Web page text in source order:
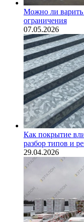
Можно ли варить
ограничения
07.05.2026
Как покрытие
разбор типов и
29.04.2026